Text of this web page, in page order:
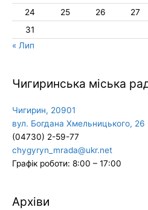
24
25 26 27
31
« Лип
Чигиринська міська
Чигирин, 20901
вул. Богдана Хмельницького, 26
(04730) 2-59-77
chygyryn_mrada@ukr.net
Графік роботи: 8:00 – 17:00
Архіви
Архіви